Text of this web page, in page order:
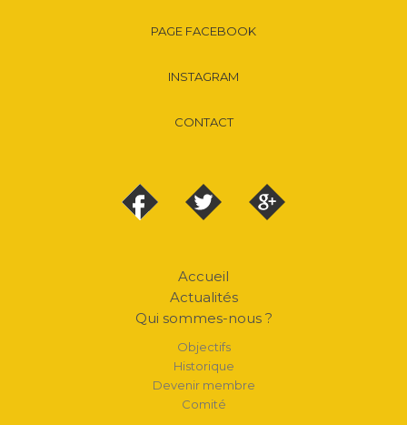
PAGE FACEBOOK
INSTAGRAM
CONTACT
Accueil
Actualités
Qui sommes-nous ?
Objectifs
Historique
Devenir membre
Comité